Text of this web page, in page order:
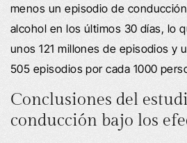
menos un episodio de
alcohol en los últimos 30 días, lo
unos 121 millones de episodios y
505 episodios por cada 1000
Conclusiones del
conducción bajo los